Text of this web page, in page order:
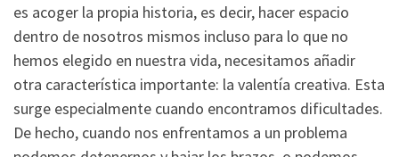
es acoger la propia historia, es decir, hacer espacio
dentro de nosotros mismos incluso para lo que no
hemos elegido en nuestra vida, necesitamos añadir
otra característica importante: la valentía creativa. Esta
surge especialmente cuando encontramos dificultades.
De hecho, cuando nos enfrentamos a un problema